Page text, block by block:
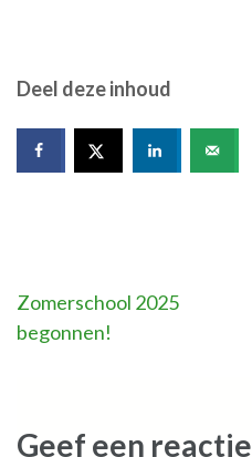
Deel deze inhoud
Bericht
navigatie
Zomerschool 2025
begonnen!
Geef een reactie